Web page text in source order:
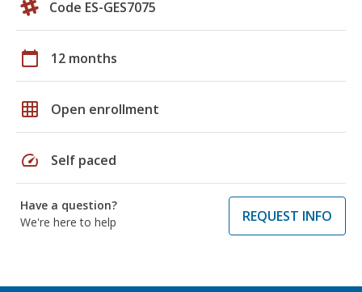
Code ES-GES7075
calendar_today 12 months
grid_on Open enrollment
speed Self paced
Have a question?
We're here to help
REQUEST INFO